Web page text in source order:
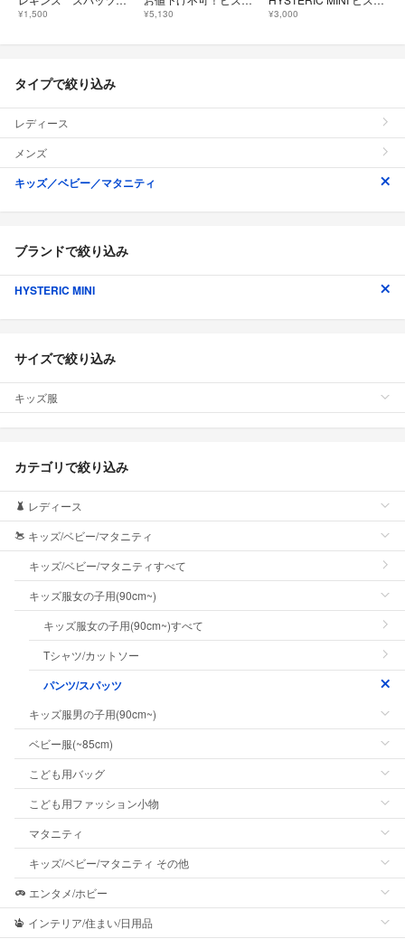
¥1,500 ¥5,130 ¥3,000
タイプで絞り込み
レディース
メンズ
キッズ／ベビー／マタニティ
ブランドで絞り込み
HYSTERIC MINI
サイズで絞り込み
キッズ服
カテゴリで絞り込み
レディース
キッズ/ベビー/マタニティ
キッズ/ベビー/マタニティすべて
キッズ服女の子用(90cm~)
キッズ服女の子用(90cm~)すべて
Tシャツ/カットソー
パンツ/スパッツ
キッズ服男の子用(90cm~)
ベビー服(~85cm)
こども用バッグ
こども用ファッション小物
マタニティ
キッズ/ベビー/マタニティ その他
エンタメ/ホビー
インテリア/住まい/日用品